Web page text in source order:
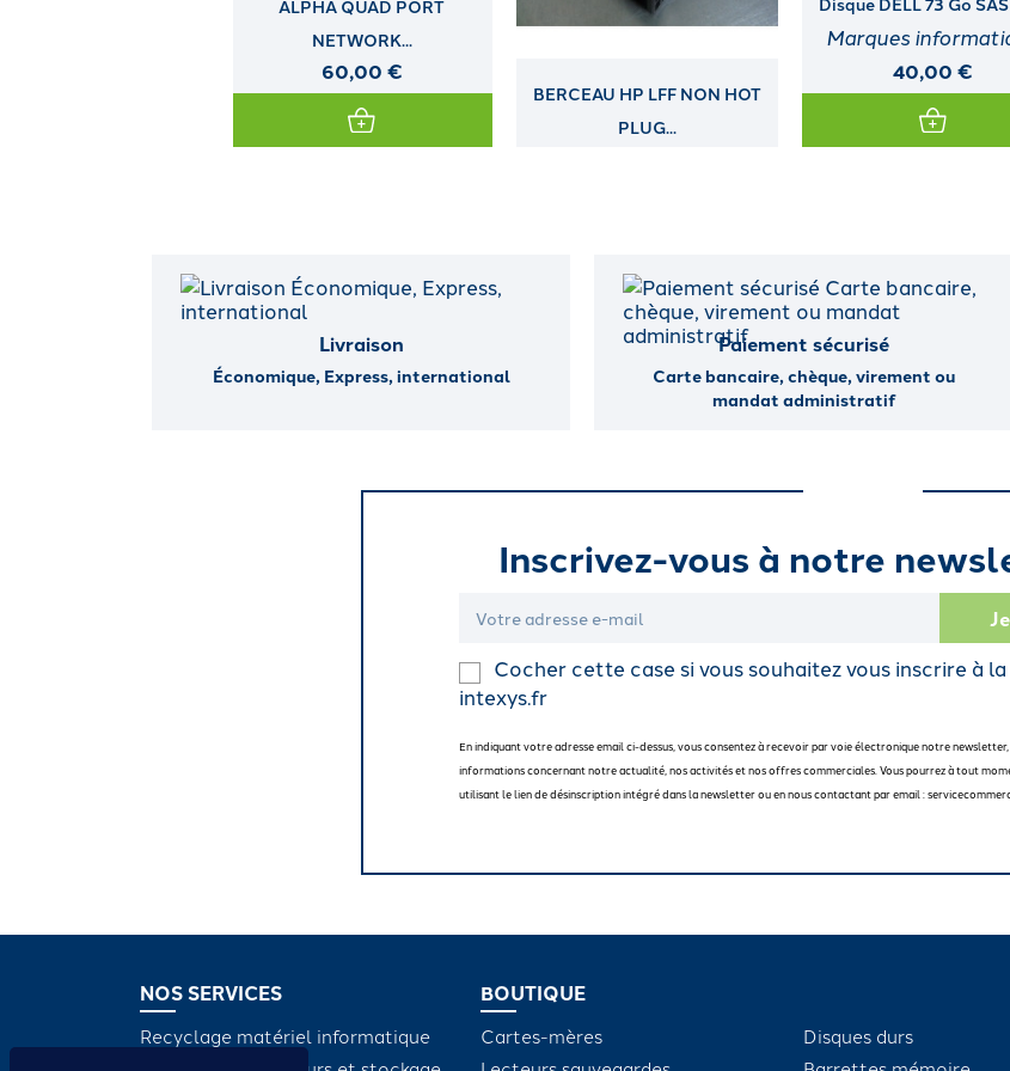
BERCEAU HP LFF NON HOT
PLUG...
Marques
120,00 €
Livraison
Économique, Express, international
Paiement sécurisé
Carte bancaire, chèque, virement ou
mandat administratif
Inscrivez-vous à notre
Cocher cette case si vous souhaitez vous inscrire à
intexys.fr
En indiquant votre adresse email ci-dessus, vous consentez à recevoir par voie électronique notre
informations concernant notre actualité, nos activités et nos offres commerciales. Vous pourrez à tout
utilisant le lien de désinscription intégré dans la newsletter ou en nous contactant par email :
NOS SERVICES
Recyclage matériel informatique
BOUTIQUE
Cartes-mères
Disques durs